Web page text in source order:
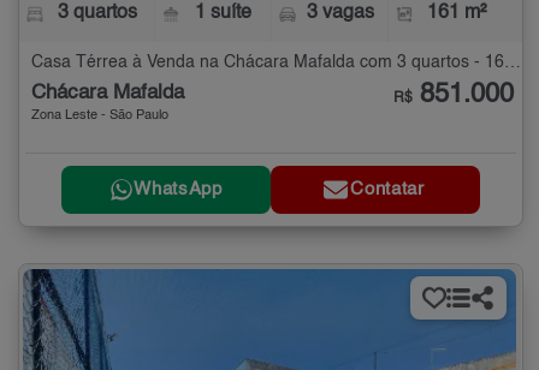
3 quartos 1 suíte 3 vagas 161 m²
Chácara Mafalda
Zona Leste - São Paulo
R$ 851.000
WhatsApp Contatar